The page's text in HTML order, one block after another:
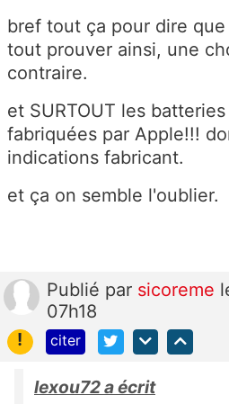
bref tout ça pour dire
tout prouver ainsi, une
contraire.
et SURTOUT les
fabriquées par Apple!!!
indications fabricant.
et ça on semble l'oublier.
Publié par sicoreme
07h18
!
citer
lexou72 a écrit